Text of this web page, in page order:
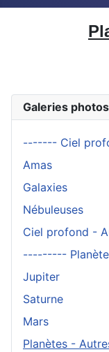
Galeries photos
------- Ciel
Amas
Galaxies
Nébuleuses
Ciel profond -
---------
Jupiter
Saturne
Mars
Planètes -